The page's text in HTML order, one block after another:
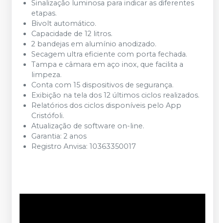
Sinalização luminosa para indicar as diferentes
etapas.
Bivolt automático.
Capacidade de 12 litros.
2 bandejas em alumínio anodizado.
Secagem ultra eficiente com porta fechada.
Tampa e câmara em aço inox, que facilita a
limpeza.
Conta com 15 dispositivos de segurança.
Exibição na tela dos 12 últimos ciclos realizados.
Relatórios dos ciclos disponíveis pelo App
Cristófoli.
Atualização de software on-line.
Garantia: 2 anos
Registro Anvisa: 10363350017